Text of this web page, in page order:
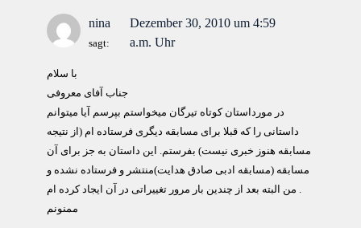
nina
sagt:
Dezember 30, 2010 um 4:59
a.m. Uhr
با سلام
جناب آفای معروفی
در مورداستان کوتاه تیرگان میخواستم بپرسم آیا میتوانم
داستانی را که قبلا برای مسابقه دیگری فرستاده ام (از نتیجه
مسابقه هنوز خبری نیست) بفرستم. این داستان به جز برای آن
مسابقه (مسابقه ادبی صادق هدایت)منتشر و فرستاده نشده و
من البته بعد از چندین بار مرور تغییراتی در آن ایجاد کرده ام .
ممنونم